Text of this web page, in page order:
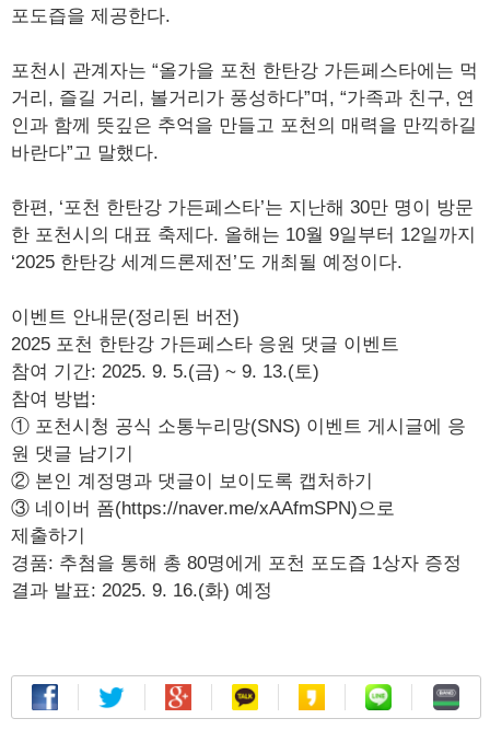
포도즙을 제공한다.
포천시 관계자는 “올가을 포천 한탄강 가든페스타에는 먹
거리, 즐길 거리, 볼거리가 풍성하다”며, “가족과 친구, 연
인과 함께 뜻깊은 추억을 만들고 포천의 매력을 만끽하길
바란다”고 말했다.
한편, ‘포천 한탄강 가든페스타’는 지난해 30만 명이 방문
한 포천시의 대표 축제다. 올해는 10월 9일부터 12일까지
‘2025 한탄강 세계드론제전’도 개최될 예정이다.
이벤트 안내문(정리된 버전)
2025 포천 한탄강 가든페스타 응원 댓글 이벤트
참여 기간: 2025. 9. 5.(금) ~ 9. 13.(토)
참여 방법:
① 포천시청 공식 소통누리망(SNS) 이벤트 게시글에 응
원 댓글 남기기
② 본인 계정명과 댓글이 보이도록 캡처하기
③ 네이버 폼(https://naver.me/xAAfmSPN)으로
제출하기
경품: 추첨을 통해 총 80명에게 포천 포도즙 1상자 증정
결과 발표: 2025. 9. 16.(화) 예정